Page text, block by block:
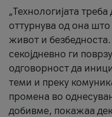
„Технологијата
оттурнува од она
живот и
секојдневно ги
одговорност да
теми и преку
промена во
добивме, покажаа